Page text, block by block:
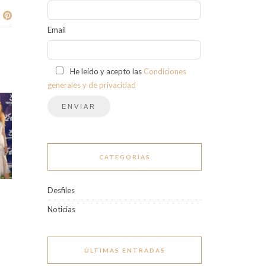
Email
He leído y acepto las Condiciones
generales y de privacidad
CATEGORÍAS
Desfiles
Noticias
ÚLTIMAS ENTRADAS